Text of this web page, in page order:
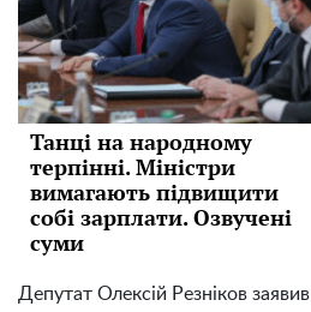
Танці на народному
терпінні. Міністри
вимагають підвищити
собі зарплати. Озвучені
суми
Депутат Олексій Резніков заявив